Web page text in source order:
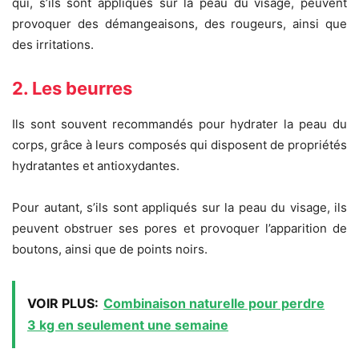
qui, s’ils sont appliqués sur la peau du visage, peuvent
provoquer des démangeaisons, des rougeurs, ainsi que
des irritations.
2. Les beurres
Ils sont souvent recommandés pour hydrater la peau du
corps, grâce à leurs composés qui disposent de propriétés
hydratantes et antioxydantes.
Pour autant, s’ils sont appliqués sur la peau du visage, ils
peuvent obstruer ses pores et provoquer l’apparition de
boutons, ainsi que de points noirs.
VOIR PLUS: Combinaison naturelle pour perdre
3 kg en seulement une semaine